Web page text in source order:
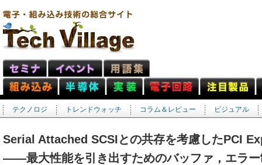
テクノロジ トレンドウォッチ コラム＆レビュー ビジュアル
Serial Attached SCSIとの共存を考慮したPCI
――最大性能を引き出すためのバッファ，エラー